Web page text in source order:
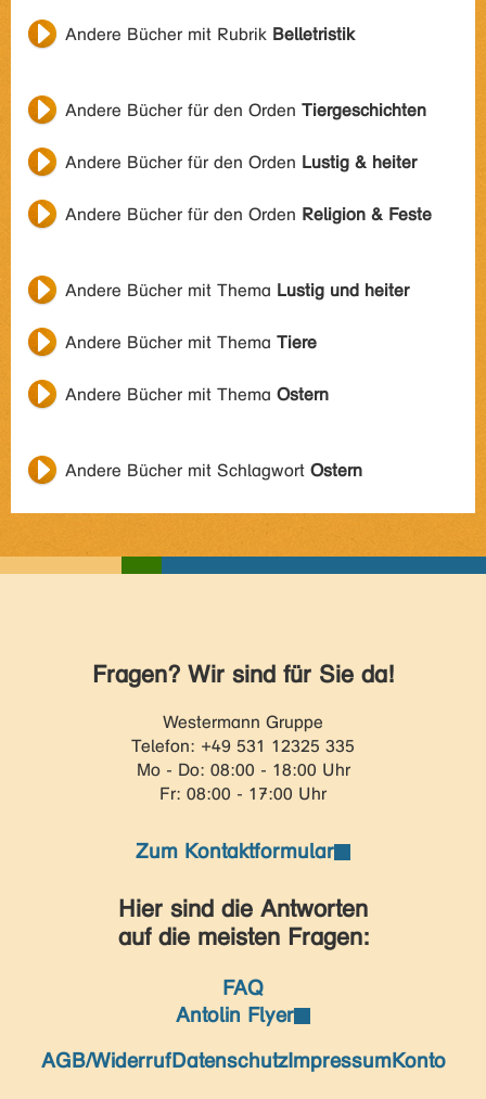
Andere Bücher mit Rubrik Belletristik
Andere Bücher für den Orden Tiergeschichten
Andere Bücher für den Orden Lustig & heiter
Andere Bücher für den Orden Religion & Feste
Andere Bücher mit Thema Lustig und heiter
Andere Bücher mit Thema Tiere
Andere Bücher mit Thema Ostern
Andere Bücher mit Schlagwort Ostern